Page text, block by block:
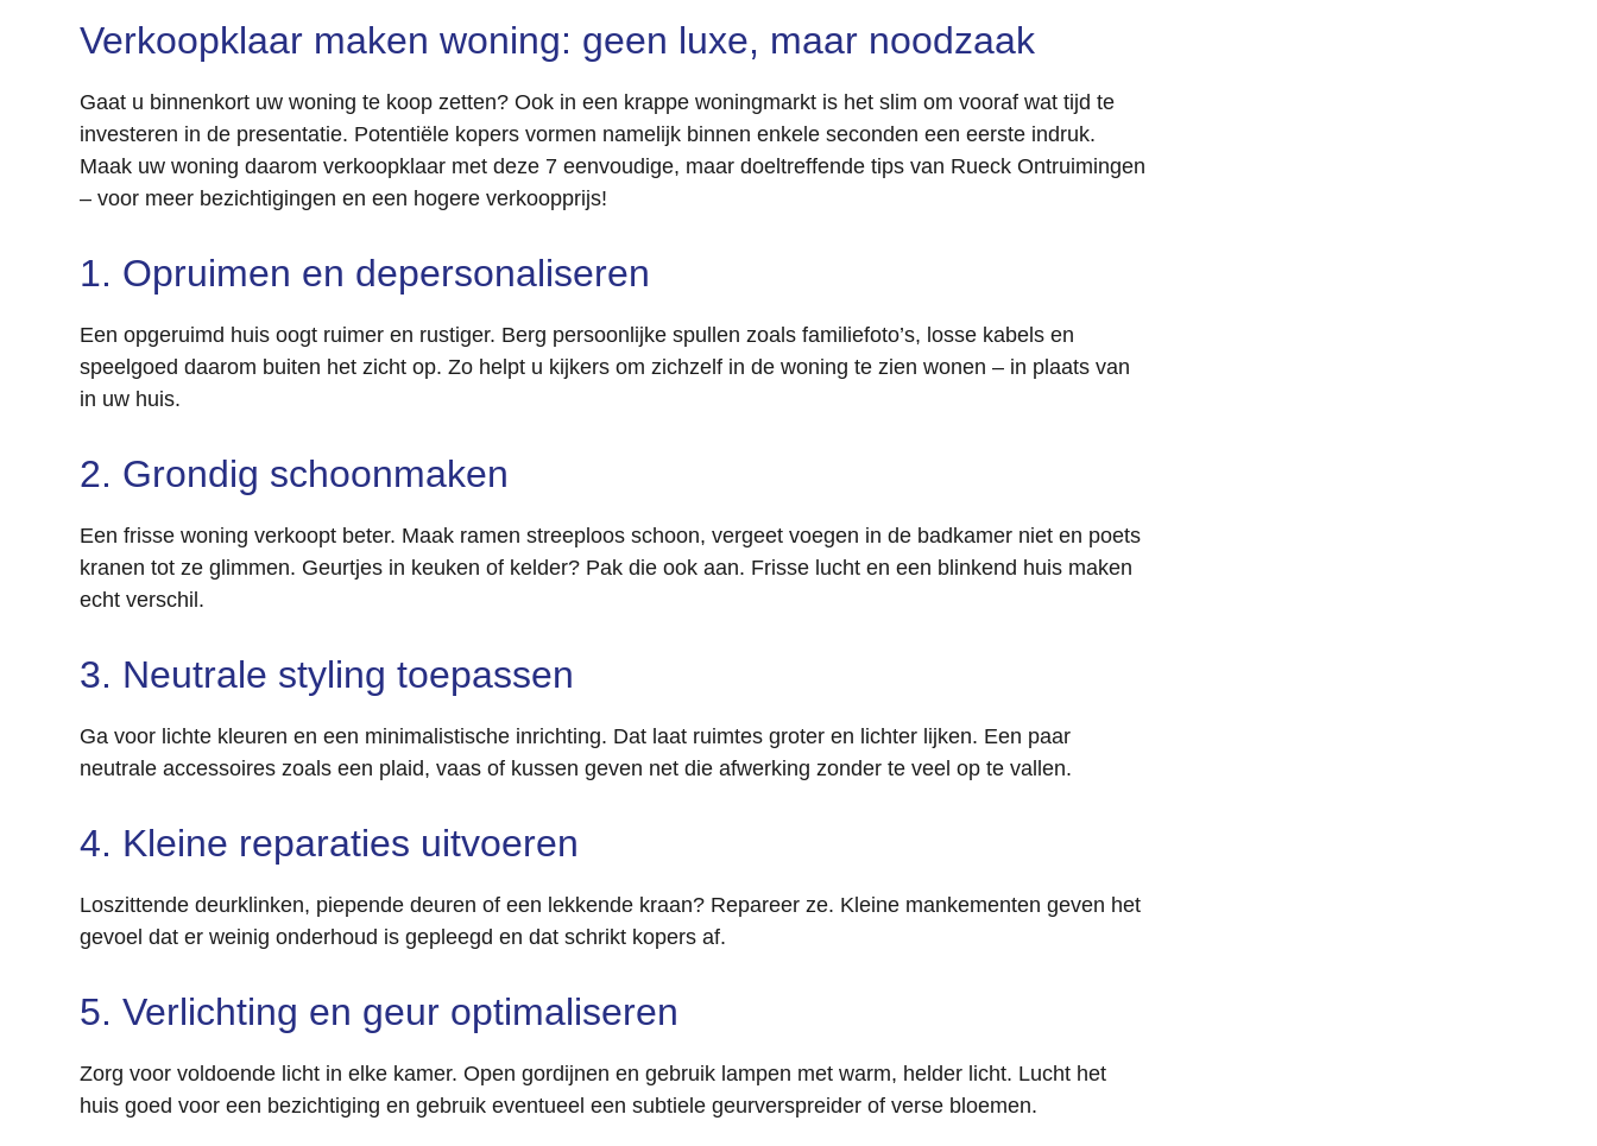
Verkoopklaar maken woning: geen luxe, maar noodzaak
Gaat u binnenkort uw woning te koop zetten? Ook in een krappe woningmarkt is het slim om vooraf wat tijd te
investeren in de presentatie. Potentiële kopers vormen namelijk binnen enkele seconden een eerste indruk.
Maak uw woning daarom verkoopklaar met deze 7 eenvoudige, maar doeltreffende tips van Rueck Ontruimingen
– voor meer bezichtigingen en een hogere verkoopprijs!
1. Opruimen en depersonaliseren
Een opgeruimd huis oogt ruimer en rustiger. Berg persoonlijke spullen zoals familiefoto’s, losse kabels en
speelgoed daarom buiten het zicht op. Zo helpt u kijkers om zichzelf in de woning te zien wonen – in plaats van
in uw huis.
2. Grondig schoonmaken
Een frisse woning verkoopt beter. Maak ramen streeploos schoon, vergeet voegen in de badkamer niet en poets
kranen tot ze glimmen. Geurtjes in keuken of kelder? Pak die ook aan. Frisse lucht en een blinkend huis maken
echt verschil.
3. Neutrale styling toepassen
Ga voor lichte kleuren en een minimalistische inrichting. Dat laat ruimtes groter en lichter lijken. Een paar
neutrale accessoires zoals een plaid, vaas of kussen geven net die afwerking zonder te veel op te vallen.
4. Kleine reparaties uitvoeren
Loszittende deurklinken, piepende deuren of een lekkende kraan? Repareer ze. Kleine mankementen geven het
gevoel dat er weinig onderhoud is gepleegd en dat schrikt kopers af.
5. Verlichting en geur optimaliseren
Zorg voor voldoende licht in elke kamer. Open gordijnen en gebruik lampen met warm, helder licht. Lucht het
huis goed voor een bezichtiging en gebruik eventueel een subtiele geurverspreider of verse bloemen.